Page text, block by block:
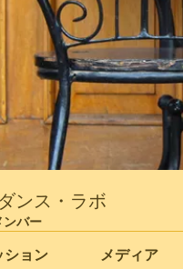
ンス・ラボ
ンバー
ション メディア